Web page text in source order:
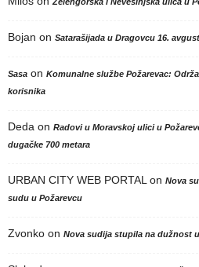
Bojan on Satarašijada u Dragovcu 16.
Sasa on Komunalne službe Požarevac:
korisnika
Deda on Radovi u Moravskoj ulici u
dugačke 700 metara
URBAN CITY WEB PORTAL on Nova
sudu u Požarevcu
Zvonko on Nova sudija stupila na dužnost